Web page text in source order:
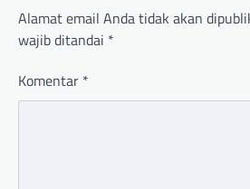
Alamat email Anda tidak akan
wajib ditandai *
Komentar *